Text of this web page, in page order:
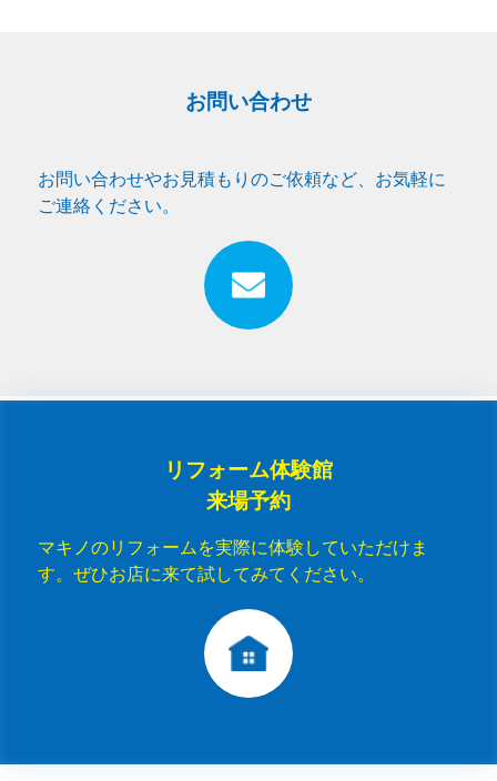
お問い合わせ
お問い合わせやお見積もりのご依頼など、お気軽に
ご連絡ください。
リフォーム体験館
来場予約
マキノのリフォームを実際に体験していただけま
す。ぜひお店に来て試してみてください。